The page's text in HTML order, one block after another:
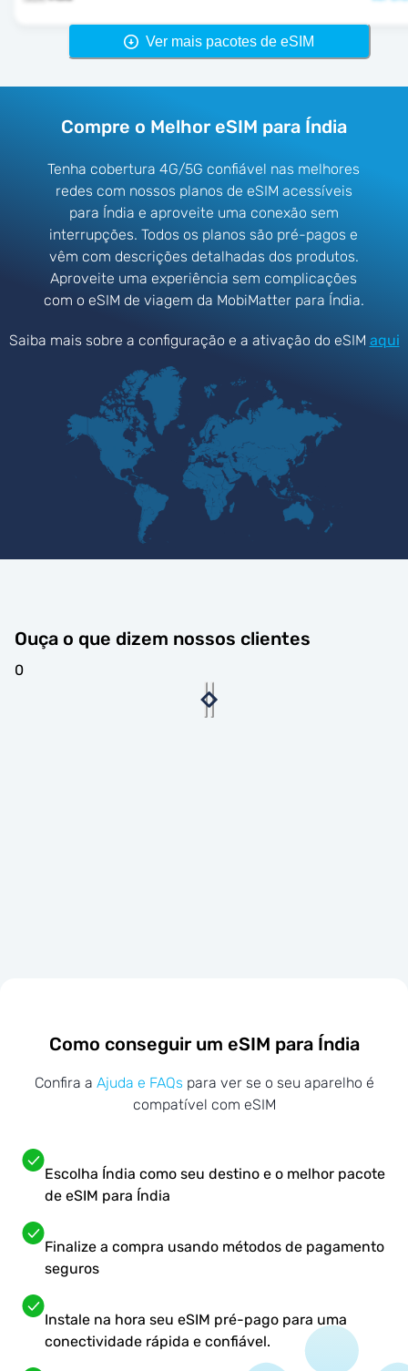
Ver mais pacotes de eSIM
Compre o Melhor eSIM para Índia
Tenha cobertura 4G/5G confiável nas melhores
redes com nossos planos de eSIM acessíveis
para Índia e aproveite uma conexão sem
interrupções. Todos os planos são pré-pagos e
vêm com descrições detalhadas dos produtos.
Aproveite uma experiência sem complicações
com o eSIM de viagem da MobiMatter para Índia.
Saiba mais sobre a configuração e a ativação do eSIM aqui
Ouça o que dizem nossos clientes
0
Como conseguir um eSIM para Índia
Confira a Ajuda e FAQs para ver se o seu aparelho é
compatível com eSIM
Escolha Índia como seu destino e o melhor pacote
de eSIM para Índia
Finalize a compra usando métodos de pagamento
seguros
Instale na hora seu eSIM pré-pago para uma
conectividade rápida e confiável.